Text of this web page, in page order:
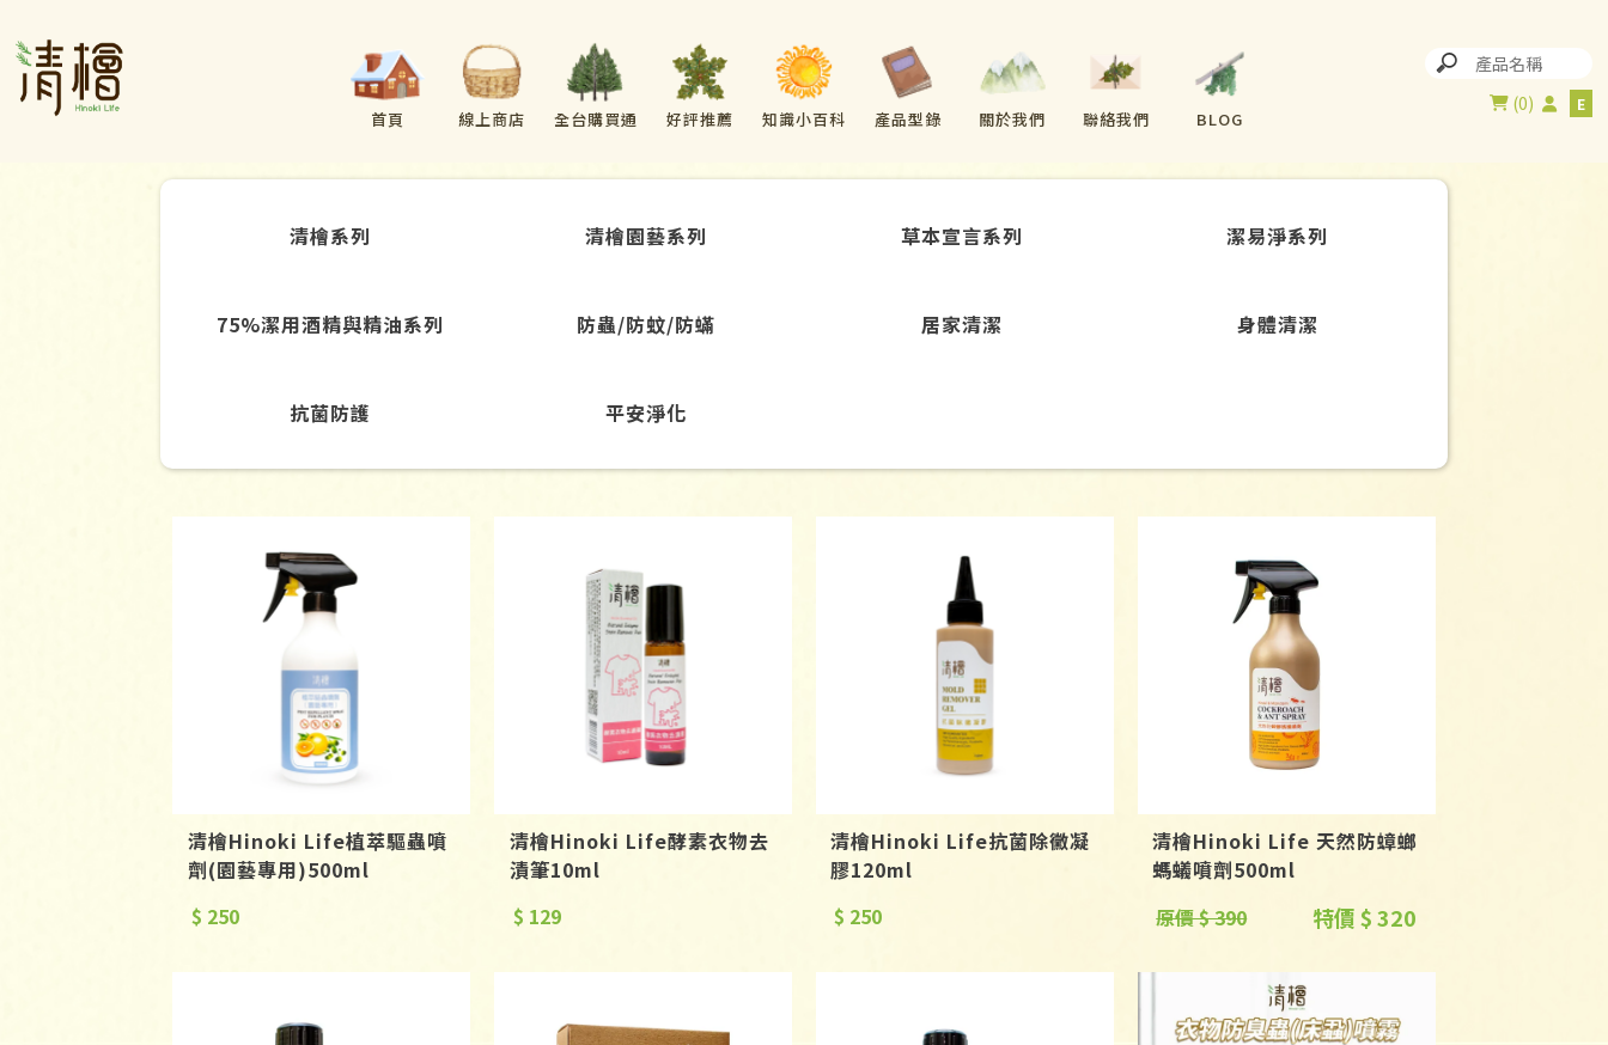
0
首頁 線上商店
全台購買通
好評推薦 知識小百科 產品型錄 關於我們 聯絡我們 BLOG
清檜系列 清檜園藝系列 草本宣言系列 潔易淨系列
75%潔用酒精與精油系列 防蟲/防蚊/防蟎 居家清潔 身體清潔
抗菌防護 平安淨化
清檜Hinoki Life植萃驅蟲噴
劑(園藝專用)500ml
$ 250
清檜Hinoki Life酵素衣物去
漬筆10ml
$ 129
清檜Hinoki Life抗菌除黴凝
膠120ml
$ 250
清檜Hinoki Life 天然防蟑螂
螞蟻噴劑500ml
原價 $ 390
特價 $ 320